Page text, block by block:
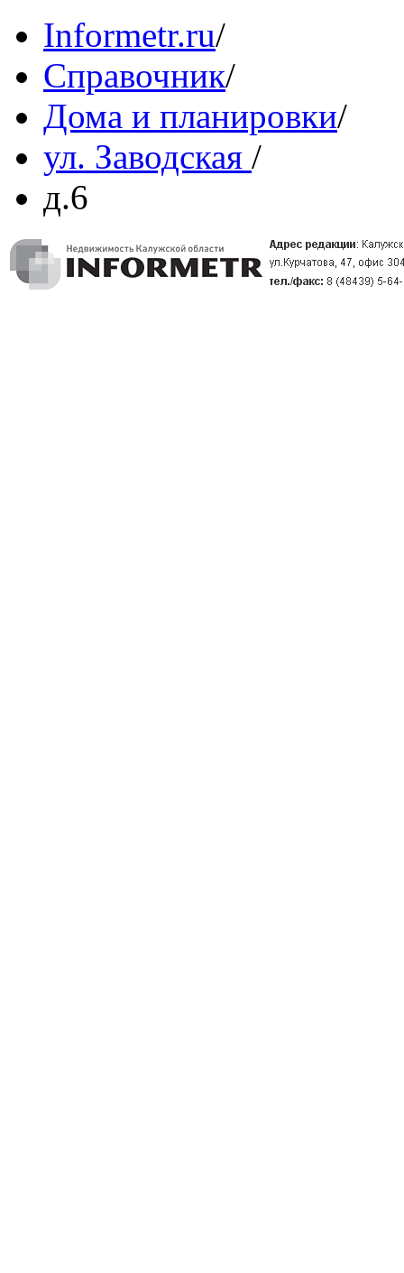
Informetr.ru/
Справочник/
Дома и планировки/
ул. Заводская /
д.6